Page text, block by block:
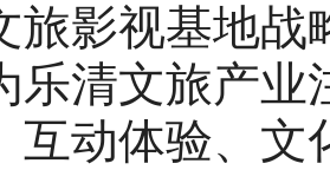
旅影视基地战
乐清文旅产业
互动体验、文